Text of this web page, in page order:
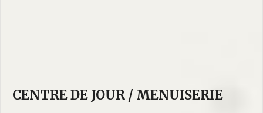
CENTRE DE JOUR / MENUISERIE